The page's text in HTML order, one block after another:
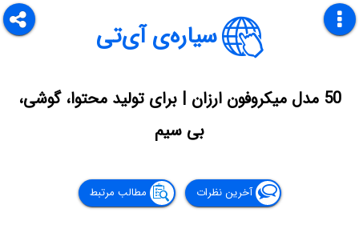
سیاره‌ی آی‌تی
50 مدل میکروفون ارزان | برای تولید محتوا، گوشی،
بی سیم
آخرین نظرات مطالب مرتبط